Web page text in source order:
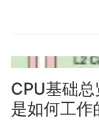
CPU基础
是如何工作